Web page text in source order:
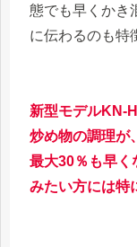
態でも早くかき
に伝わるのも特
新型モデルKN-
炒め物の調理が
最大30％も早く
みたい方には特